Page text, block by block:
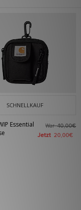
SCHNELLKAUF
Essential
War40,00€
Jetzt 20,00€